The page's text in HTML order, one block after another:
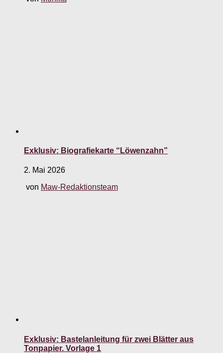
Exklusiv: Biografiekarte “Löwenzahn”
2. Mai 2026
von Maw-Redaktionsteam
Exklusiv: Bastelanleitung für zwei Blätter aus
Tonpapier. Vorlage 1